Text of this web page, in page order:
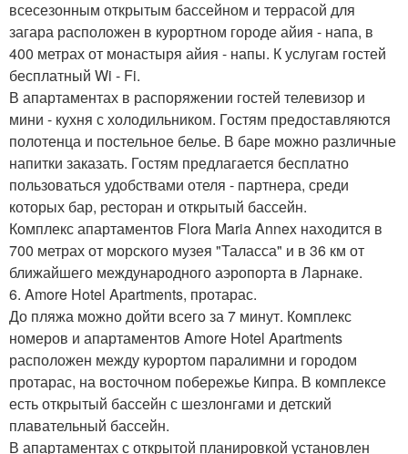
всесезонным открытым бассейном и террасой для
загара расположен в курортном городе айия - напа, в
400 метрах от монастыря айия - напы. К услугам гостей
бесплатный Wi - Fi.
В апартаментах в распоряжении гостей телевизор и
мини - кухня с холодильником. Гостям предоставляются
полотенца и постельное белье. В баре можно различные
напитки заказать. Гостям предлагается бесплатно
пользоваться удобствами отеля - партнера, среди
которых бар, ресторан и открытый бассейн.
Комплекс апартаментов Flora Maria Annex находится в
700 метрах от морского музея "Таласса" и в 36 км от
ближайшего международного аэропорта в Ларнаке.
6. Amore Hotel Apartments, протарас.
До пляжа можно дойти всего за 7 минут. Комплекс
номеров и апартаментов Amore Hotel Apartments
расположен между курортом паралимни и городом
протарас, на восточном побережье Кипра. В комплексе
есть открытый бассейн с шезлонгами и детский
плавательный бассейн.
В апартаментах с открытой планировкой установлен